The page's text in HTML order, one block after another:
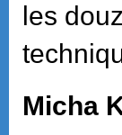
les
Micha